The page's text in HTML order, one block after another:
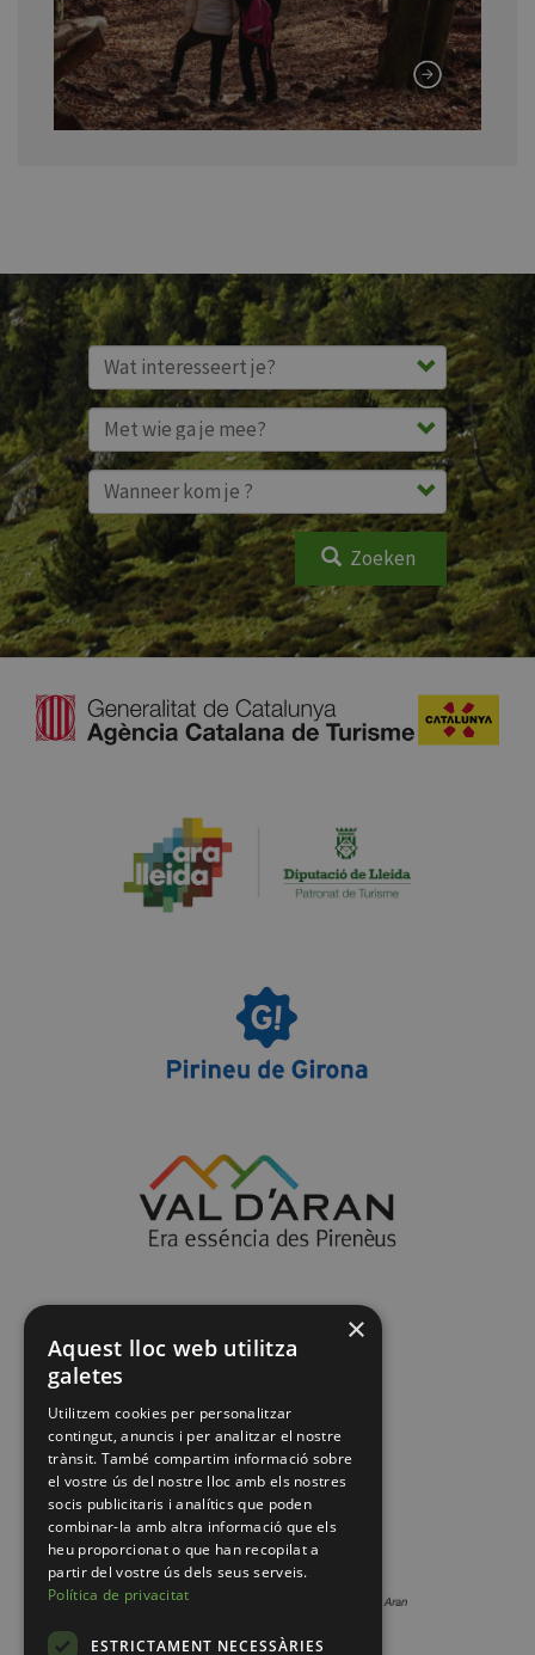
Zoeken
×
Aquest lloc web utilitza
galetes
Utilitzem cookies per personalitzar
contingut, anuncis i per analitzar el nostre
trànsit. També compartim informació sobre
el vostre ús del nostre lloc amb els nostres
socis publicitaris i analítics que poden
combinar-la amb altra informació que els
heu proporcionat o que han recopilat a
partir del vostre ús dels seus serveis.
Política de privacitat
ESTRICTAMENT NECESSÀRIES